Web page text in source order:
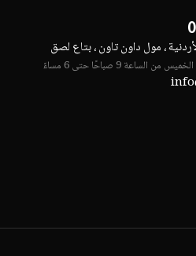
، مول داون تاون ، بتاع لصق
9 صباحًا حتى 6 مساءً